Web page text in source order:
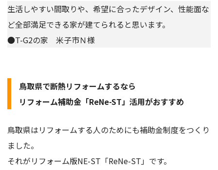
生活しやすい間取りや、希望に合ったデザイン、性能面な
ど全部満足できる家が建てられると思います。
●T-G2の家 米子市Ｎ様
鳥取県で断熱リフォームするなら
リフォーム補助金「ReNe-ST」活用がおすすめ
鳥取県はリフォームする人のためにも補助金制度をつくり
ました。
それがリフォーム版NE-ST「ReNe-ST」です。